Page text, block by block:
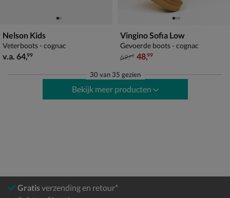
Nelson Kids
Veterboots - cognac
vanaf € 64,99
v.a. 64,99
Vingino Sofia Low
Gevoerde boots - cognac
van € 69,99 voor € 48,99
69,99 48,99
30 van 35 gezien
Bekijk meer producten
Gratisverzending en retour*